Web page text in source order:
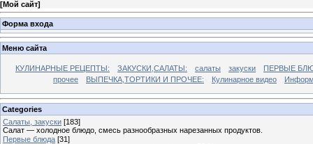
[Мой сайт]
Форма входа
Меню сайта
КУЛИНАРНЫЕ РЕЦЕПТЫ: ЗАКУСКИ,САЛАТЫ: салаты закуски
ПЕРВЫЕ
прочее
ВЫПЕЧКА,ТОРТИКИ И ПРОЧЕЕ: Кулинарное видео
Categories
Cалаты, закуски [183]
Салат — холодное блюдо, смесь разнообразных нарезанных продуктов.
Первые блюда [31]